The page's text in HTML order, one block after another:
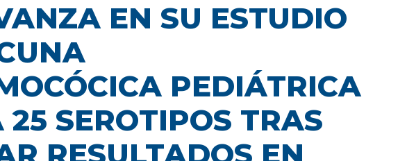
EN SU ESTUDIO
PEDIÁTRICA
25 SEROTIPOS TRAS
RESULTADOS EN